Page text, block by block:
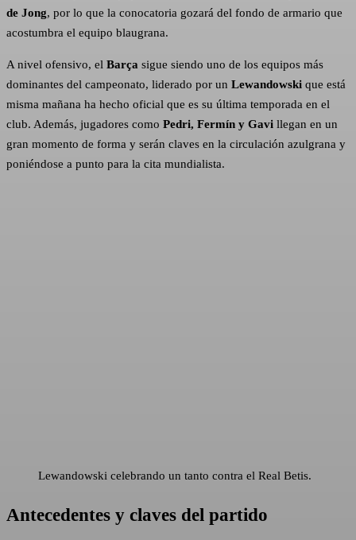
de Jong, por lo que la conocatoria gozará del fondo de armario que
acostumbra el equipo blaugrana.
A nivel ofensivo, el Barça sigue siendo uno de los equipos más
dominantes del campeonato, liderado por un Lewandowski que está
misma mañana ha hecho oficial que es su última temporada en el
club. Además, jugadores como Pedri, Fermín y Gavi llegan en un
gran momento de forma y serán claves en la circulación azulgrana y
poniéndose a punto para la cita mundialista.
Lewandowski celebrando un tanto contra el Real Betis.
Antecedentes y claves del partido